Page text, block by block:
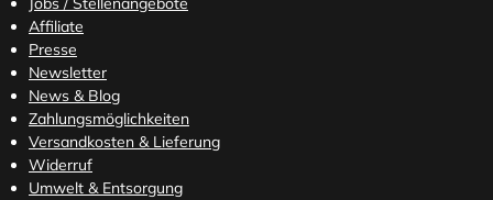
Affiliate
Presse
Newsletter
News & Blog
Zahlungsmöglichkeiten
Versandkosten & Lieferung
Widerruf
Umwelt & Entsorgung